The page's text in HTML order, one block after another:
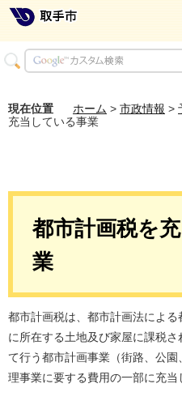
現在位置 ホーム > 市政情報 >
充当している事業
都市計画税を
業
都市計画税は、都市計画法によ
に所在する土地及び家屋に課税
て行う都市計画事業（街路、公
理事業に要する費用の一部に充当